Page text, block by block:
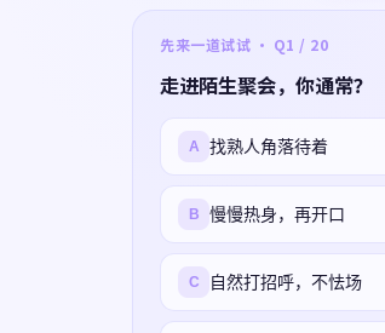
先来一道试试 · Q1 / 20
走进陌生聚会，你通常？
A 找熟人角落待着
B 慢慢热身，再开口
C 自然打招呼，不怯场